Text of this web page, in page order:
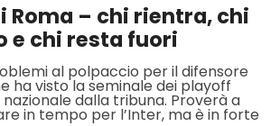
– chi rientra, chi
e chi resta fuori
al polpaccio per il difensore
ha visto la seminale dei playoff
nazionale dalla tribuna. Proverà a
in tempo per l’Inter, ma è in forte